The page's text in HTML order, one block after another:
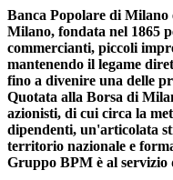
Banca Popolare di Milano
Milano, fondata nel 1865
commercianti, piccoli
mantenendo il legame
fino a divenire una delle
Quotata alla Borsa di
azionisti, di cui circa la
dipendenti, un'articolata
territorio nazionale e
Gruppo BPM è al servizio